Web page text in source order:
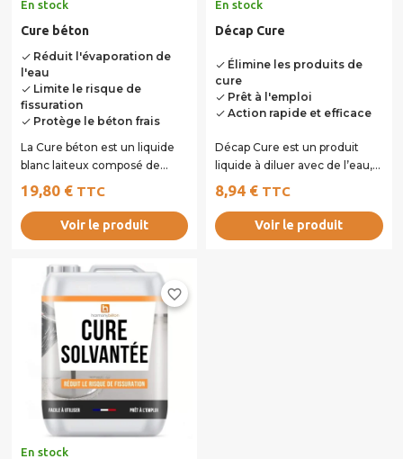
En stock
Cure béton
doneRéduit l'évaporation de
l'eau
doneLimite le risque de
fissuration
doneProtège le béton frais
La Cure béton est un liquide
blanc laiteux composé de
résine synthétique et de
composants...
19,80 € TTC
Voir le produit
En stock
Décap Cure
done Élimine les produits de
cure
done Prêt à l'emploi
done Action rapide et efficace
Décap Cure est un produit
liquide à diluer avec de l’eau,
spécialement conçu pour
retirer...
8,94 € TTC
Voir le produit
favorite_border
En stock